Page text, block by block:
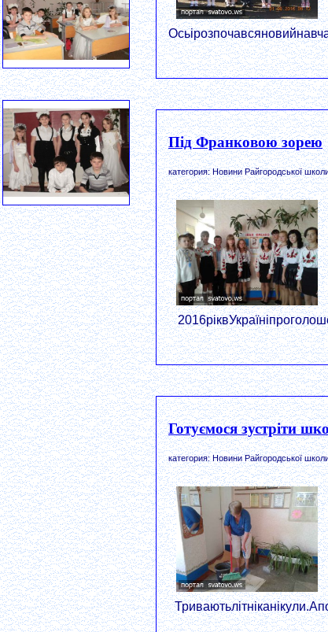
Під Франковою зорею
категория: Новини Райгородської
Готуємося зустріти
категория: Новини Райгородської